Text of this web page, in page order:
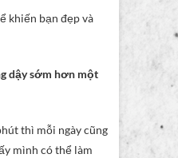
khiến bạn đẹp và
dậy sớm hơn một
thì mỗi ngày cũng
mình có thể làm